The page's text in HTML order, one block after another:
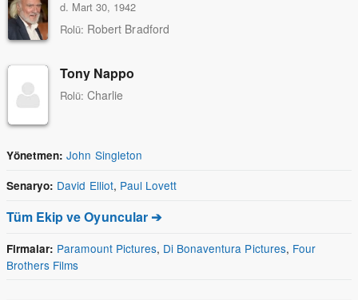
d. Mart 30, 1942
Rolü: Robert Bradford
Tony Nappo
Rolü: Charlie
Yönetmen: John Singleton
Senaryo: David Elliot, Paul Lovett
Tüm Ekip ve Oyuncular ➔
Firmalar: Paramount Pictures, Di Bonaventura Pictures, Four
Brothers Films